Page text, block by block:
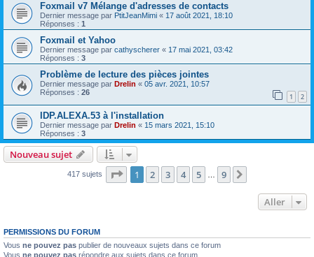
Foxmail v7 Mélange d'adresses de contacts
Dernier message par PtitJeanMimi « 17 août 2021, 18:10
Réponses : 1
Foxmail et Yahoo
Dernier message par cathyscherer « 17 mai 2021, 03:42
Réponses : 3
Problème de lecture des pièces jointes
Dernier message par Drelin « 05 avr. 2021, 10:57
Réponses : 26 1 2
IDP.ALEXA.53 à l'installation
Dernier message par Drelin « 15 mars 2021, 15:10
Réponses : 3
Nouveau sujet
417 sujets Page 1sur9
1 2 3 4 5 9
Aller
PERMISSIONS DU FORUM
Vous ne pouvez pas publier de nouveaux sujets dans ce forum
Vous ne pouvez pas répondre aux sujets dans ce forum